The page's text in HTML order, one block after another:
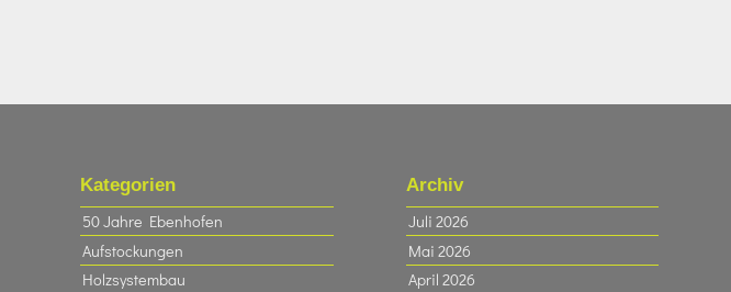
Kategorien
50 Jahre Ebenhofen
Aufstockungen
Holzsystembau
Archiv
Juli 2026
Mai 2026
April 2026